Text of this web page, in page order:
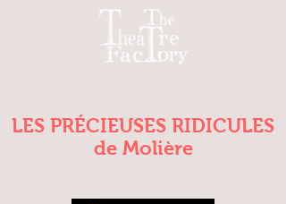
LES PRÉCIEUSES RIDICULES
de Molière